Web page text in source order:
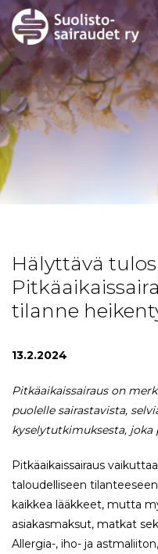
Hälyttävä tulos
tilanne
13.2.2024
Pitkäaikaissairaus on
puolelle sairastavista,
kyselytutkimuksesta, joka
Pitkäaikaissairaus
taloudelliseen
kaikkea lääkkeet, mutta
asiakasmaksut, matkat
Allergia-, iho- ja